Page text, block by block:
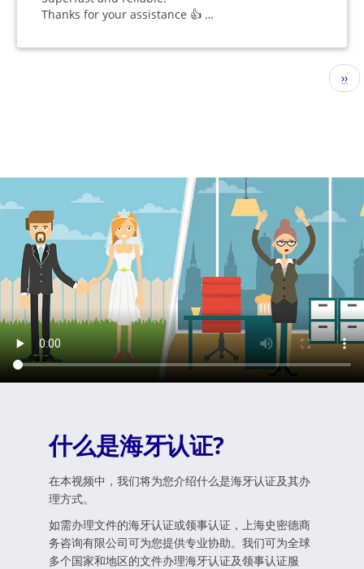
Thanks for your assistance 👍 …
下
一
››
什么是海牙认证?
在本视频中，我们将为您介绍什么是海牙认证及其办
理方式。
如需办理文件的海牙认证或领事认证，上海史密德商
务咨询有限公司可为您提供专业协助。我们可为全球
多个国家和地区的文件办理海牙认证及领事认证服